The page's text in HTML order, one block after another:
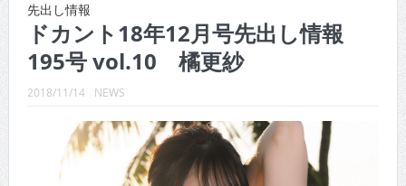
CINEMA×STYLE 289号
CINEMA×STYLE 288号
CINEMA×STYLE 287号
CINEMA×STYLE 286号
CINEMA×STYLE 285号
先出し情報
ドカント18年12月号先出し情報
195号 vol.10 橘更紗
2018/11/14 NEWS